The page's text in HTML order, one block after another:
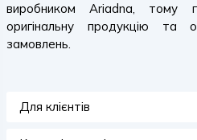
виробником Ariadna, тому
оригінальну продукцію та
замовлень.
Для клієнтів